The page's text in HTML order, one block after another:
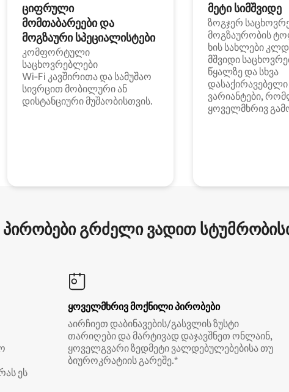
ციფრული
მომთაბარეები და
მოგზაური სპეციალისტები
კომფორტული
საცხოვრებლები
Wi‑Fi კავშირითა და სამუშაო
სივრცით მობილური ან
დისტანციური მუშაობისთვის.
მეტი სიმშვიდე
ზოგჯერ
მოგზაურობის
ხის სახლები
მშვიდი
წყალზე და სხვა
დასაქირავებელი
ვარიანტები,
ყოველმხრივ
გრძელი ვადით
ეს
ყოველმხრივ მოქნილი პირობები
აირჩიეთ დაბინავების/გასვლის ზუსტი
თარიღები და მარტივად დაჯავშნეთ ონლაინ,
ყოველგვარი ზედმეტი ვალდებულებებისა თუ
ბიუროკრატიის გარეშე.*